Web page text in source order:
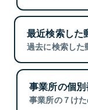
最近検索した
過去に検索した
事業所の個
事業所の７け